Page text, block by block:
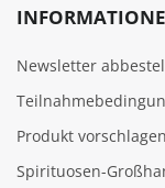
Newsletter
Produkt vorschlagen
Spirituosen-